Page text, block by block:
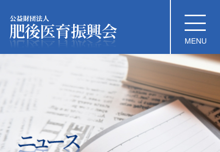
公益財団法人 肥後医育振興